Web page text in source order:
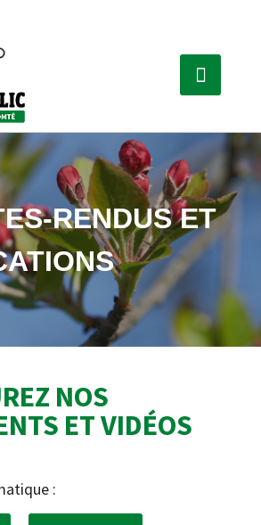
RENDUS ET
NOS
ET VIDÉOS
: